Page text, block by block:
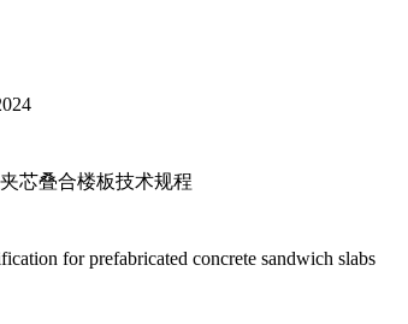
芯叠合楼板技术规程
for prefabricated concrete sandwich slabs